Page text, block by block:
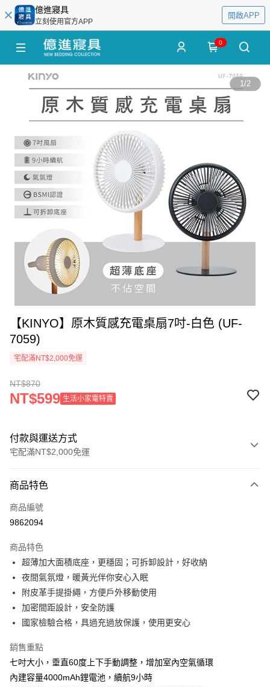
億進寢具
立刻使用官方APP
開啟APP
0
1/2
【KINYO】原木質感充電桌扇7吋-白色 (UF-
7059)
宅配滿NT$2,000免運
NT$870
NT$599 生活小家電特賣
付款與運送方式
宅配滿NT$2,000免運
信用卡一次付款
信用卡分期付款
合作金庫商業銀行
華南商業銀行
彰化商業銀行
上海商業儲蓄銀行
台北富邦商業銀行
國泰世華商業銀行
兆豐國際商業銀行
臺灣中小企業銀行
匯豐（台灣）商業銀行
華泰商業銀行
聯邦商業銀行
遠東國際商業銀行
元大商業銀行
台新國際商業銀行
中國信託商業銀行
台灣樂天信用卡公司
6 期 0 利率 每期
華南商業銀行
彰化商業銀行
上海商業儲蓄銀行
台北富邦商業銀行
國泰世華商業銀行
臺灣中小企業銀行
台中商業銀行
聯邦商業銀行
元大商業銀行
永豐商業銀行
玉山商業銀行
星展（台灣）商業銀行
LINE Pay
Apple Pay
悠遊付
Google Pay
ATM付款
商品特色
商品編號
9862094
商品特色
超薄加大面積底座，更穩固；可拆卸設計，好收納
夜間氣氛燈，暖黃光伴你安心入眠
附皮革手提掛繩，方便戶外移動使用
加密間距設計，安全防護
國家檢驗合格，具過充過放保護，使用更安心
銷售重點
七吋大小，垂直60度上下手動調整，增加室內空氣循環
內建容量4000mAh鋰電池，續航9小時